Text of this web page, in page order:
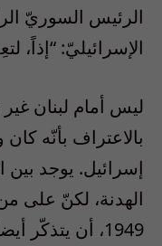
الرئيس السوريّ
الإسرائيليّ: “إذاً،
ليس أمام لبنان
بالاعتراف بأنّه
إسرائيل. يوجد بين
الهدنة، لكنّ على
1949، أن